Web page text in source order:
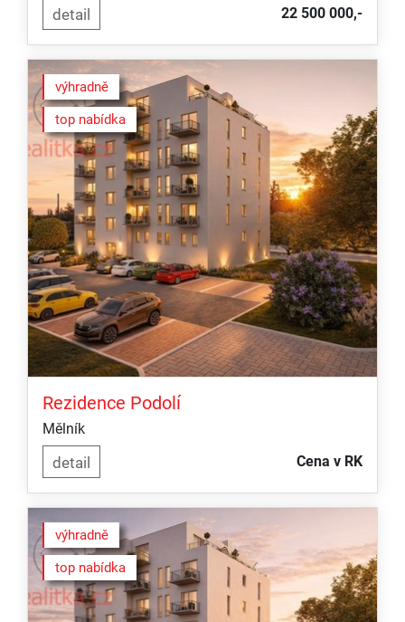
22 500 000,-
výhradně
top nabídka
Rezidence Podolí
Mělník
Cena v RK
výhradně
top nabídka